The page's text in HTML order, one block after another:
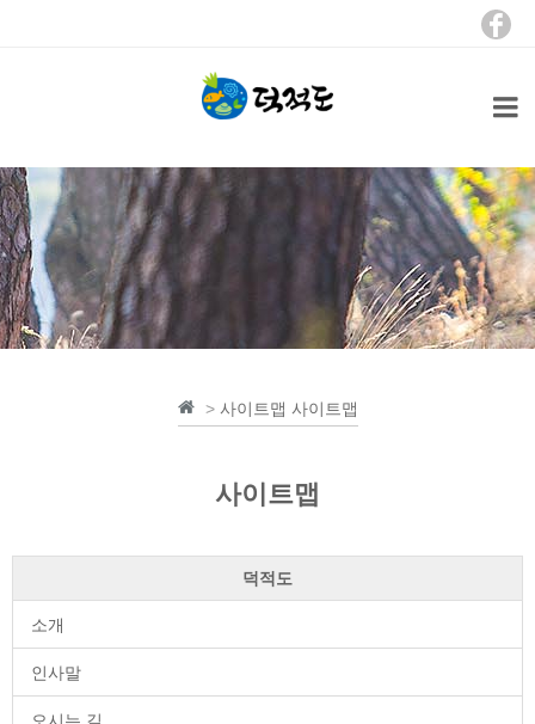
> 사이트맵 사이트맵
사이트맵
덕적도
소개
인사말